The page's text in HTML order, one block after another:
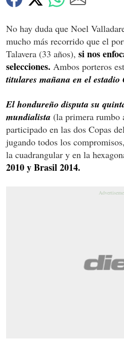
No hay duda que Noel
mucho más recorrido que el
Talavera (33 años), si nos
selecciones. Ambos porteros
titulares mañana en el estadio
El hondureño disputa su
mundialista (la primera rumbo
participado en las dos Copas
jugando todos los
la cuadrangular y en la
2010 y Brasil 2014.